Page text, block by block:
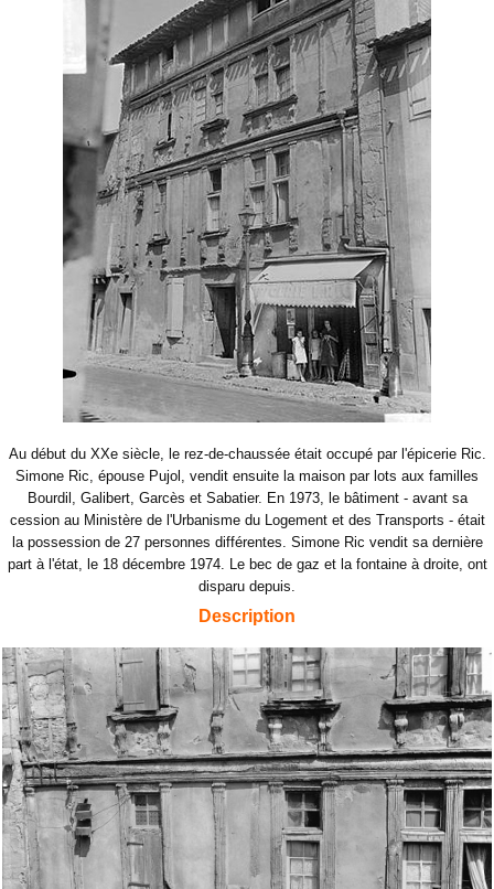
Au début du XXe siècle, le rez-de-chaussée était occupé par l'épicerie Ric.
Simone Ric, épouse Pujol, vendit ensuite la maison par lots aux familles
Bourdil, Galibert, Garcès et Sabatier. En 1973, le bâtiment - avant sa
cession au Ministère de l'Urbanisme du Logement et des Transports - était
la possession de 27 personnes différentes. Simone Ric vendit sa dernière
part à l'état, le 18 décembre 1974. Le bec de gaz et la fontaine à droite, ont
disparu depuis.
Description